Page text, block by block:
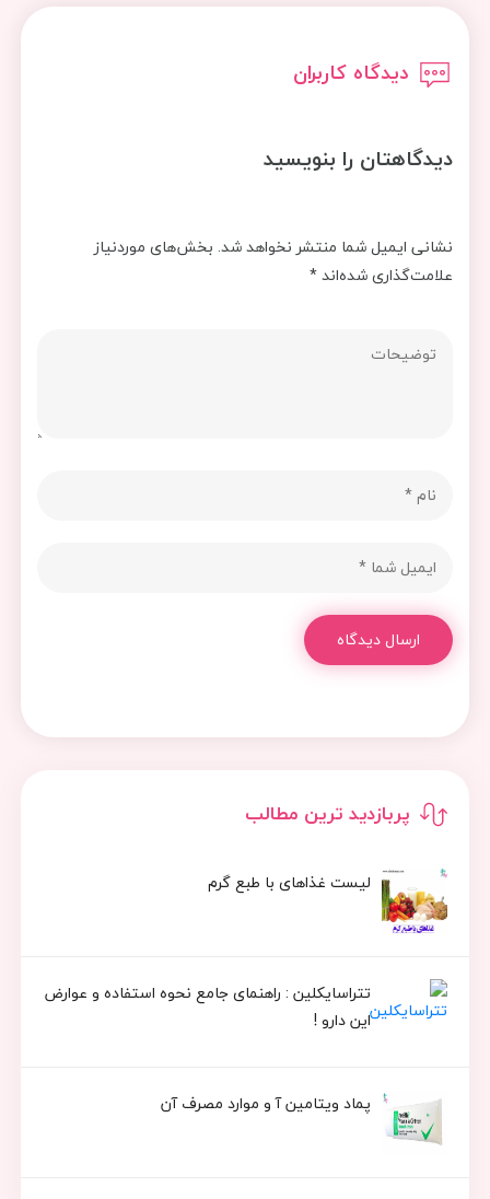
پربازدید ترین مطالب
لیست غذاهای با طبع گرم
تتراسایکلین : راهنمای جامع نحوه استفاده و عوارض
این دارو !
پماد ویتامین آ و موارد مصرف آن
دیدگاه کاربران
دیدگاهتان را بنویسید
نشانی ایمیل شما منتشر نخواهد شد. بخش‌های موردنیاز
علامت‌گذاری شده‌اند*
ارسال دیدگاه